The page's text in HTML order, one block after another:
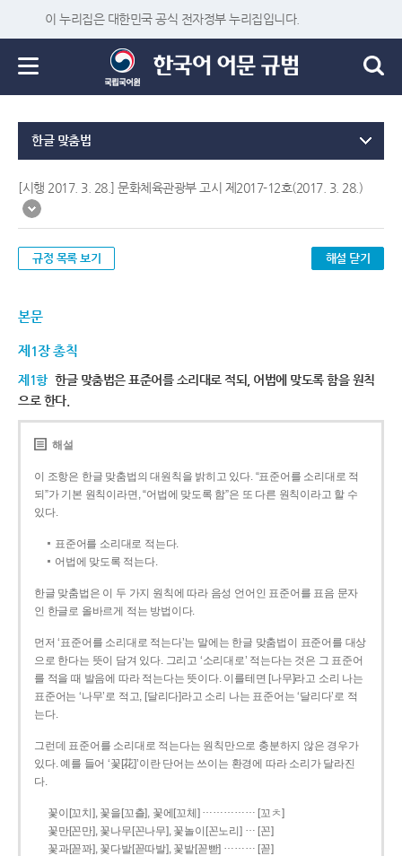
이 누리집은 대한민국 공식 전자정부 누리집입니다.
한글 맞춤법
[시행 2017. 3. 28.] 문화체육관광부 고시 제2017-12호(2017. 3. 28.)
규정 목록 보기 해설 닫기
본문
제1장 총칙
제1항 한글 맞춤법은 표준어를 소리대로 적되, 어법에 맞도록 함을 원칙
으로 한다.
해설
이 조항은 한글 맞춤법의 대원칙을 밝히고 있다. “표준어를 소리대로 적
되”가 기본 원칙이라면, “어법에 맞도록 함”은 또 다른 원칙이라고 할 수
있다.
표준어를 소리대로 적는다.
어법에 맞도록 적는다.
한글 맞춤법은 이 두 가지 원칙에 따라 음성 언어인 표준어를 표음 문자
인 한글로 올바르게 적는 방법이다.
먼저 ‘표준어를 소리대로 적는다’는 말에는 한글 맞춤법이 표준어를 대상
으로 한다는 뜻이 담겨 있다. 그리고 ‘소리대로’ 적는다는 것은 그 표준어
를 적을 때 발음에 따라 적는다는 뜻이다. 이를테면 [나무]라고 소리 나는
표준어는 ‘나무’로 적고, [달리다]라고 소리 나는 표준어는 ‘달리다’로 적
는다.
그런데 표준어를 소리대로 적는다는 원칙만으로 충분하지 않은 경우가
있다. 예를 들어 ‘꽃[花]’이란 단어는 쓰이는 환경에 따라 소리가 달라진
다.
꽃이[꼬치], 꽃을[꼬츨], 꽃에[꼬체] …………… [꼬ㅊ]
꽃만[꼰만], 꽃나무[꼰나무], 꽃놀이[꼰노리] … [꼰]
꽃과[꼳꽈], 꽃다발[꼳따발], 꽃밭[꼳빧] ……… [꼳]